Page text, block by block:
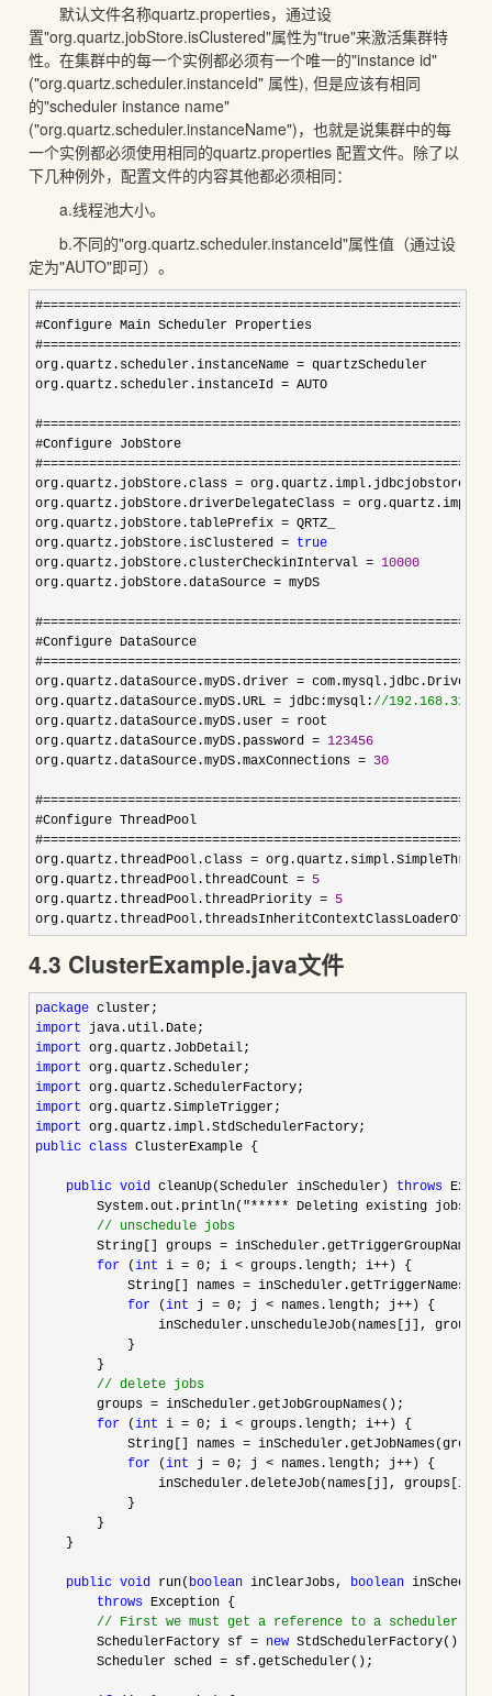
默认文件名称quartz.properties，通过设
置"org.quartz.jobStore.isClustered"属性为"true"来激活集群特
性。在集群中的每一个实例都必须有一个唯一的"instance id"
("org.quartz.scheduler.instanceId" 属性), 但是应该有相同
的"scheduler instance name"
("org.quartz.scheduler.instanceName")，也就是说集群中的每
一个实例都必须使用相同的quartz.properties 配置文件。除了以
下几种例外，配置文件的内容其他都必须相同：
a.线程池大小。
b.不同的"org.quartz.scheduler.instanceId"属性值（通过设
定为"AUTO"即可）。
#Configure Main Scheduler Properties
#
org.quartz.scheduler.instanceName = quartzScheduler
org.quartz.scheduler.instanceId = AUTO
#
#Configure JobStore
#
org.quartz.jobStore.class =
org.quartz.jobStore.driverDelegateClass =
org.quartz.jobStore.tablePrefix = QRTZ_
org.quartz.jobStore.isClustered = true
org.quartz.jobStore.clusterCheckinInterval = 10000
org.quartz.jobStore.dataSource = myDS
#
#Configure DataSource
#
org.quartz.dataSource.myDS.driver = com.mysql.jdbc.Driver
org.quartz.dataSource.myDS.URL = jdbc:mysql://
org.quartz.dataSource.myDS.user = root
org.quartz.dataSource.myDS.password = 123456
org.quartz.dataSource.myDS.maxConnections = 30
#
#Configure ThreadPool
#
org.quartz.threadPool.class =
org.quartz.threadPool.threadCount = 5
org.quartz.threadPool.threadPriority = 5
4.3 ClusterExample.java文件
package
import
import
import
import
import
import
public class ClusterExample {
public void cleanUp(Scheduler inScheduler) throws
        System.out.println(
"***** Deleting existing jobs/
// unschedule jobs
        String[] groups =
for (int i = 0; i < groups.length; i++) {
            String[] names
=
for (int j = 0; j < names.length; j++) {
inScheduler.unscheduleJob(names[j],
            }
        }
// delete jobs
        groups =
inScheduler.getJobGroupNames();
for (int i = 0; i < groups.length; i++) {
            String[] names
=
for (int j = 0; j < names.length; j++) {
                inScheduler.deleteJob(names[j], groups[i]);
            }
        }
    }
public void run( boolean inClearJobs, boolean
throws Exception {
// First we must get a reference to a scheduler
        SchedulerFactory sf =
new StdSchedulerFactory();
        Scheduler sched
= sf.getScheduler();